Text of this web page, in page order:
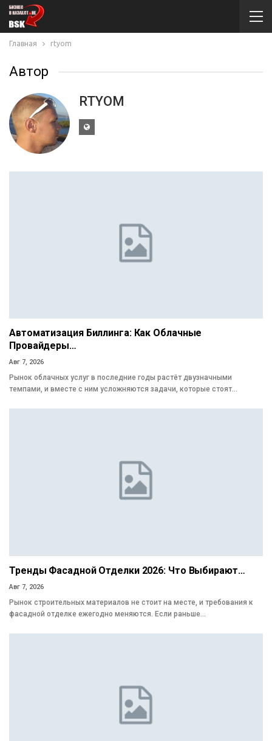
Главная rtyom
Автор
RTYOM
Автоматизация Биллинга: Как Облачные
Провайдеры…
Авг 7, 2026
Рынок облачных услуг в последние годы растёт двузначными
темпами, и вместе с ним усложняются задачи, которые стоят…
Тренды Фасадной Отделки 2026: Что Выбирают…
Авг 7, 2026
Рынок строительных материалов не стоит на месте, и требования к
фасадной отделке ежегодно меняются. Если раньше…